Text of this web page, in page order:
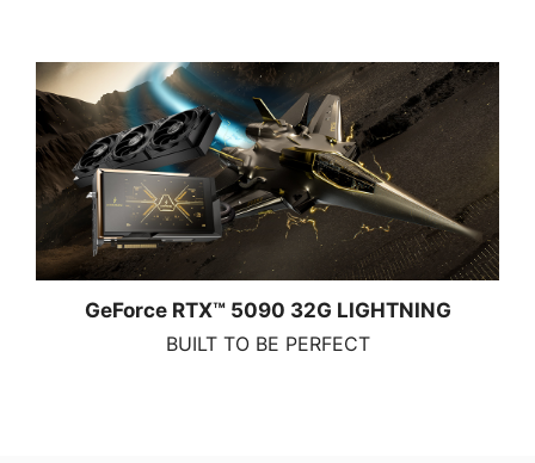
GeForce RTX™ 5090 32G LIGHTNING
BUILT TO BE PERFECT